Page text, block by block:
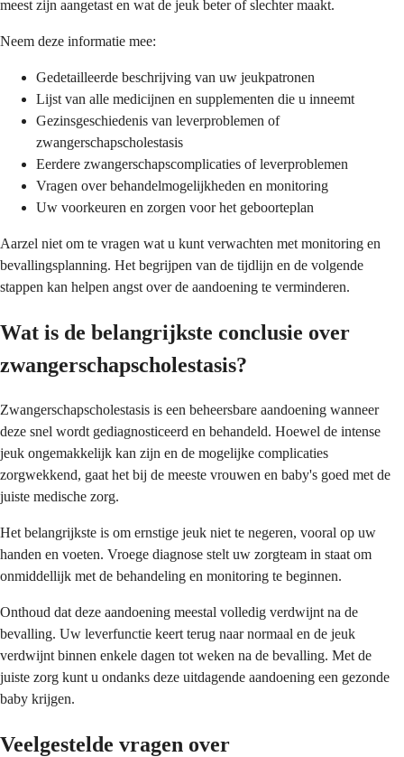
meest zijn aangetast en wat de jeuk beter of slechter maakt.
Neem deze informatie mee:
Gedetailleerde beschrijving van uw jeukpatronen
Lijst van alle medicijnen en supplementen die u inneemt
Gezinsgeschiedenis van leverproblemen of
zwangerschapscholestasis
Eerdere zwangerschapscomplicaties of leverproblemen
Vragen over behandelmogelijkheden en monitoring
Uw voorkeuren en zorgen voor het geboorteplan
Aarzel niet om te vragen wat u kunt verwachten met monitoring en
bevallingsplanning. Het begrijpen van de tijdlijn en de volgende
stappen kan helpen angst over de aandoening te verminderen.
Wat is de belangrijkste conclusie over
zwangerschapscholestasis?
Zwangerschapscholestasis is een beheersbare aandoening wanneer
deze snel wordt gediagnosticeerd en behandeld. Hoewel de intense
jeuk ongemakkelijk kan zijn en de mogelijke complicaties
zorgwekkend, gaat het bij de meeste vrouwen en baby's goed met de
juiste medische zorg.
Het belangrijkste is om ernstige jeuk niet te negeren, vooral op uw
handen en voeten. Vroege diagnose stelt uw zorgteam in staat om
onmiddellijk met de behandeling en monitoring te beginnen.
Onthoud dat deze aandoening meestal volledig verdwijnt na de
bevalling. Uw leverfunctie keert terug naar normaal en de jeuk
verdwijnt binnen enkele dagen tot weken na de bevalling. Met de
juiste zorg kunt u ondanks deze uitdagende aandoening een gezonde
baby krijgen.
Veelgestelde vragen over